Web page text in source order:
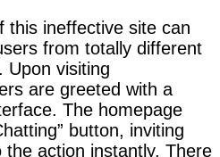
this ineffective site can
from totally different
Upon visiting
are greeted with a
The homepage
button, inviting
action instantly. There